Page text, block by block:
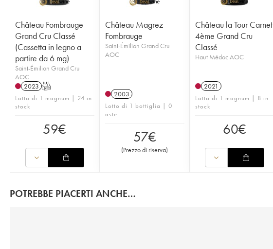
Château Fombrauge
Grand Cru Classé
(Cassetta in legno a
partire da 6 mg)
Saint-Émilion Grand Cru
AOC
2023 T
Lotto di 1 magnum | 24 in
stock
59€
Château Magrez
Fombrauge
Saint-Émilion Grand Cru
AOC
2003
Lotto di 1 bottiglia | 0
aste
57€
(Prezzo di riserva)
Château la Tour Carnet
4ème Grand Cru
Classé
Haut Médoc AOC
2021
Lotto di 1 magnum | 8 in
stock
60€
POTREBBE PIACERTI ANCHE…